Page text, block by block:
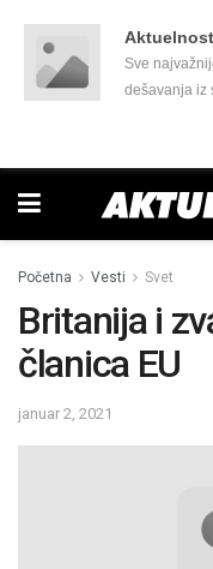
Sve
dešavanja iz
još mnogo
Početna Vesti Svet
Britanija i
članica EU
januar 2, 2021